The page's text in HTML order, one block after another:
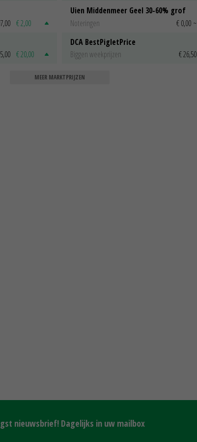
€ 2,00
€ 20,00
Uien Middenmeer Geel 30-60% grof
Noteringen
€ 0,00 ~
DCA BestPigletPrice
Biggen weekprijzen
€ 26,50
MEER MARKTPRIJZEN
nieuwsbrief! Dagelijks in uw mailbox